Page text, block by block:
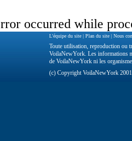
occurred while
L'équipe du site | Plan du site | Nous
Toute utilisation, reproduction ou
VoilaNewYork. Les informations
de VoilaNewYork ni les
(c) Copyright VoilaNewYork